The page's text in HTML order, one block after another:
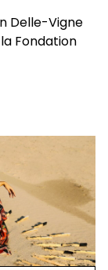
Delle-Vigne
Fondation